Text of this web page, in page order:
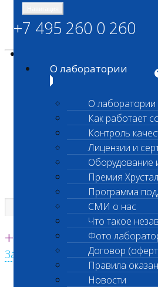
ШАНС
Независимая
Единая круглосуточная справочная
+7 495 260 0 260
Заказать звонок с сайта
+7 495 260 0 260
О лаборатории
О лаборатории
Как работает
Контроль
Лицензии и
Оборудование
Премия
Программа
СМИ о нас
Что такое
Фото
Договор
Правила
Новости
Главная страница